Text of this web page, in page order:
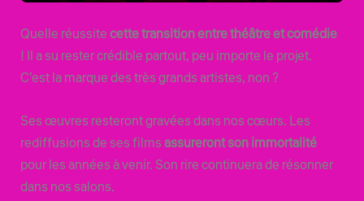
Quelle réussitecette transition entre théâtre et comédie
! Il a su rester crédible partout, peu importe le projet.
C’est la marque des très grands artistes, non ?
Ses œuvres resteront gravées dans nos cœurs. Les
rediffusions de ses filmsassureront son immortalité
pour les années à venir. Son rire continuera de résonner
dans nos salons.